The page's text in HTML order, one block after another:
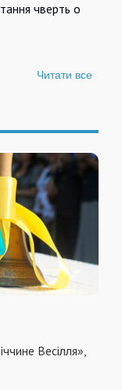
чверть о
Читати все
Весілля»,